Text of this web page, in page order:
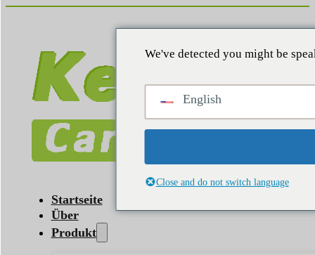
Startseite
Über
Produkt
We've detected you might be
English
Close and do not switch language